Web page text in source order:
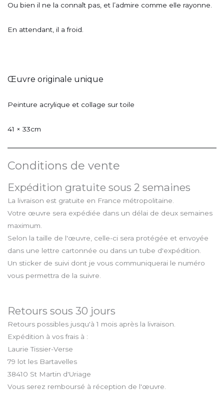
Ou bien il ne la connaît pas, et l’admire comme elle rayonne.
En attendant, il a froid.
Œuvre originale unique
Peinture acrylique et collage sur toile
41 × 33cm
Conditions de vente
Expédition gratuite sous 2 semaines
La livraison est gratuite en France métropolitaine.
Votre œuvre sera expédiée dans un délai de deux semaines
maximum.
Selon la taille de l'œuvre, celle-ci sera protégée et envoyée
dans une lettre cartonnée ou dans un tube d'expédition.
Un sticker de suivi dont je vous communiquerai le numéro
vous permettra de la suivre.
Retours sous 30 jours
Retours possibles jusqu'à 1 mois après la livraison.
Expédition à vos frais à :
Laurie Tissier-Verse
79 lot les Bartavelles
38410 St Martin d'Uriage
Vous serez remboursé à réception de l'œuvre.